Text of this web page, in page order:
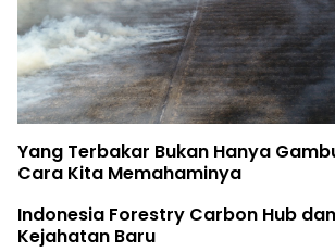
Yang Terbakar Bukan Hanya
Cara Kita Memahaminya
Indonesia Forestry Carbon Hub
Kejahatan Baru